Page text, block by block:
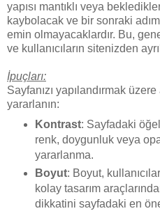
yapısı mantıklı veya
kaybolacak ve bir sonraki
emin olmayacaklardır. Bu,
ve kullanıcıların sitenizden
İpuçları:
Sayfanızı yapılandırmak
yararlanın:
Kontrast: Sayfadaki
renk, doygunluk veya
yararlanma.
Boyut: Boyut,
kolay tasarım
dikkatini sayfadaki en